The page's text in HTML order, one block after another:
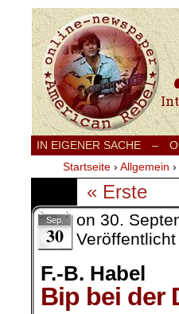
IN EIGENER SACHE –
Startseite › Allgemein ›
« Erste
Sep.
30
on 30.
Veröffentlicht
F.-B. Habel
Bip bei der